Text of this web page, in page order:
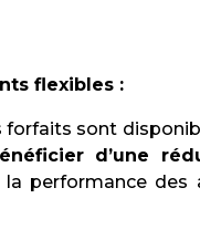
flexibles :
sont
d’une
performance